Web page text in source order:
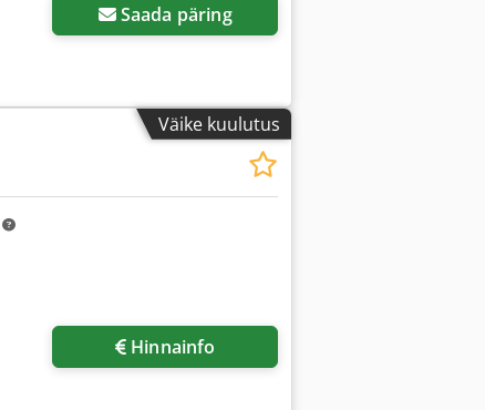
Saada päring
Väike kuulutus
Hinnainfo